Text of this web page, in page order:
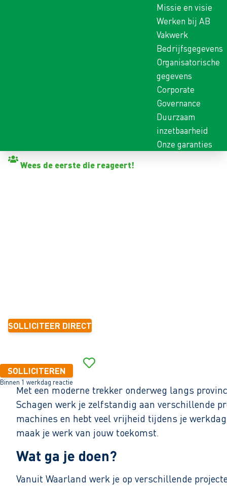
Missie en visie
Werken bij AB
Vakwerk
Bedrijfsgegevens
Organisatorische
gegevens
Corporate
Governance
Duurzaam
inzetbaarheid
Onze garanties
Wees de eerste die reageert!
SOLLICITEER DIRECT
SOLLICITEREN
Binnen 1 werkdag reactie
Met een moderne trekker onderweg langs
Schagen werk je zelfstandig aan verschillende
machines en hebt veel vrijheid tijdens je
maak je werk van jouw toekomst.
Wat ga je doen?
Vanuit Waarland werk je op verschillende